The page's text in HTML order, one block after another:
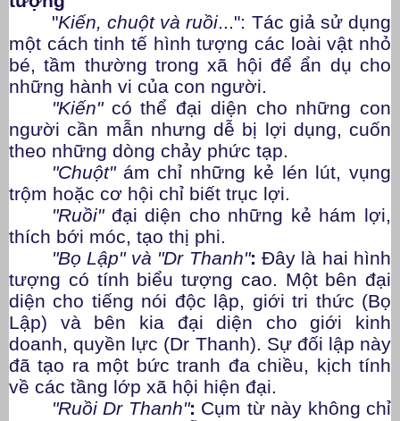
"Kiến, chuột và ruồi...": Tác giả sử dụng
một cách tinh tế hình tượng các loài vật nhỏ
bé, tầm thường trong xã hội để ẩn dụ cho
những hành vi của con người.
"Kiến"có thể đại diện cho những con
người cần mẫn nhưng dễ bị lợi dụng, cuốn
theo những dòng chảy phức tạp.
"Chuột"ám chỉ những kẻ lén lút, vụng
trộm hoặc cơ hội chỉ biết trục lợi.
"Ruồi"đại diện cho những kẻ hám lợi,
thích bới móc, tạo thị phi.
"Bọ Lập" và "Dr Thanh": Đây là hai hình
tượng có tính biểu tượng cao. Một bên đại
diện cho tiếng nói độc lập, giới tri thức (Bọ
Lập) và bên kia đại diện cho giới kinh
doanh, quyền lực (Dr Thanh). Sự đối lập này
đã tạo ra một bức tranh đa chiều, kịch tính
về các tầng lớp xã hội hiện đại.
"Ruồi Dr Thanh": Cụm từ này không chỉ